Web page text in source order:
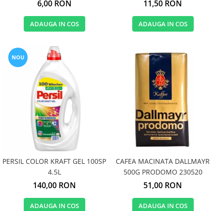
6,00 RON
ADAUGA IN COS
11,50 RON
ADAUGA IN COS
NOU
PERSIL COLOR KRAFT GEL 100SP
4.5L
140,00 RON
ADAUGA IN COS
CAFEA MACINATA DALLMAYR
500G PRODOMO 230520
51,00 RON
ADAUGA IN COS